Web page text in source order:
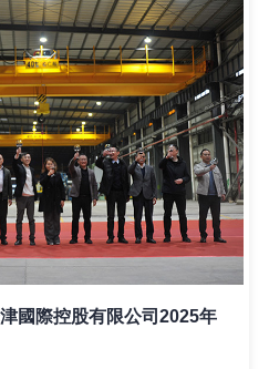
國際控股有限公司2025年